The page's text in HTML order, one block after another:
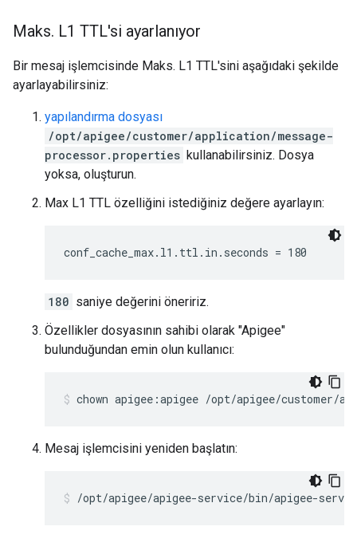
Maks. L1 TTL'si ayarlanıyor
Bir mesaj işlemcisinde Maks. L1 TTL'sini aşağıdaki şekilde
ayarlayabilirsiniz:
yapılandırma dosyası
/opt/apigee/customer/application/message-
processor.properties kullanabilirsiniz. Dosya
yoksa, oluşturun.
Max L1 TTL özelliğini istediğiniz değere ayarlayın:
conf_cache_max.l1.ttl.in.seconds = 180
180 saniye değerini öneririz.
Özellikler dosyasının sahibi olarak "Apigee"
bulunduğundan emin olun kullanıcı:
chown apigee:apigee /opt/apigee/customer/
Mesaj işlemcisini yeniden başlatın:
/opt/apigee/apigee-service/bin/apigee-